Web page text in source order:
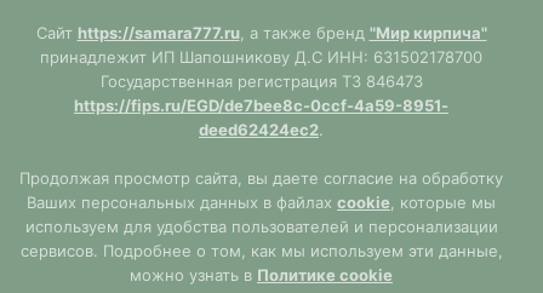
Сайт https://samara777.ru, а также бренд "Мир кирпича"
принадлежит ИП Шапошникову Д.С ИНН: 631502178700
Государственная регистрация ТЗ 846473
https://fips.ru/EGD/de7bee8c-0ccf-4a59-8951-
deed62424ec2.
Продолжая просмотр сайта, вы даете согласие на обработку
Ваших персональных данных в файлах cookie, которые мы
используем для удобства пользователей и персонализации
сервисов. Подробнее о том, как мы используем эти данные,
можно узнать в Политике cookie